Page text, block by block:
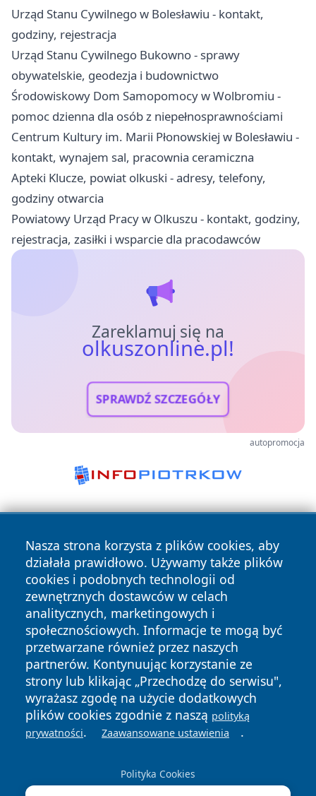
Urząd Stanu Cywilnego w Bolesławiu - kontakt,
godziny, rejestracja
Urząd Stanu Cywilnego Bukowno - sprawy
obywatelskie, geodezja i budownictwo
Środowiskowy Dom Samopomocy w Wolbromiu -
pomoc dzienna dla osób z niepełnosprawnościami
Centrum Kultury im. Marii Płonowskiej w Bolesławiu -
kontakt, wynajem sal, pracownia ceramiczna
Apteki Klucze, powiat olkuski - adresy, telefony,
godziny otwarcia
Powiatowy Urząd Pracy w Olkuszu - kontakt, godziny,
rejestracja, zasiłki i wsparcie dla pracodawców
Zareklamuj się na
olkuszonline.pl!
SPRAWDŹ SZCZEGÓŁY
autopromocja
Nasza strona korzysta z plików cookies, aby
działała prawidłowo. Używamy także plików
cookies i podobnych technologii od
zewnętrznych dostawców w celach
analitycznych, marketingowych i
społecznościowych. Informacje te mogą być
przetwarzane również przez naszych
partnerów. Kontynuując korzystanie ze
strony lub klikając „Przechodzę do serwisu",
wyrażasz zgodę na użycie dodatkowych
plików cookies zgodnie z naszą polityką
prywatności. Zaawansowane ustawienia .
Polityka Cookies
Copyright © 2026 olkuszonline.pl Wszystkie prawa
zastrzeżone.
News Autorzy
Polityka
Prywatności
Polityka
Cookies